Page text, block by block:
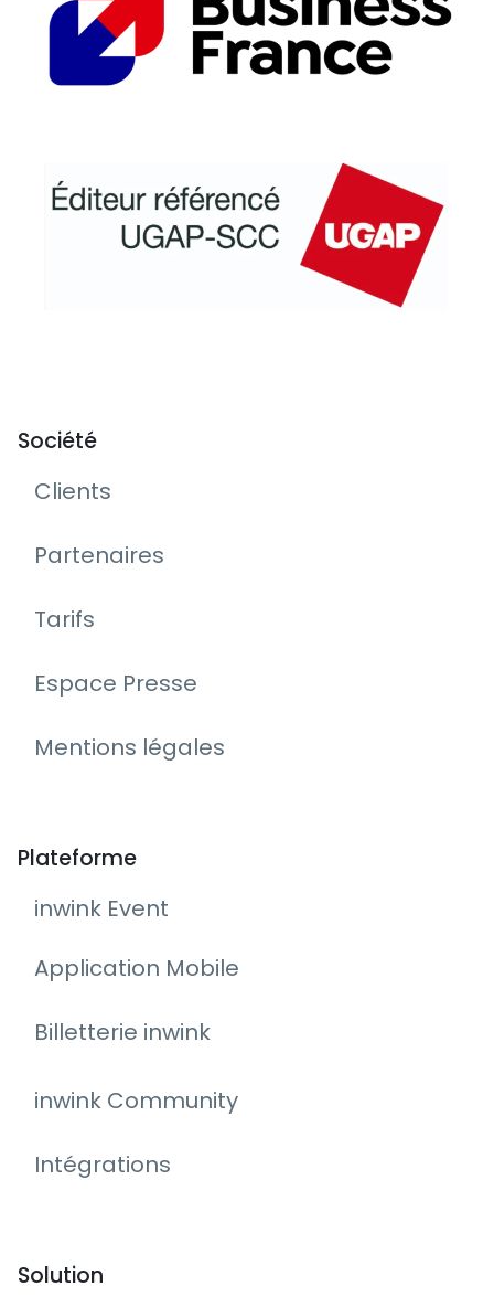
Société
Clients
Partenaires
Tarifs
Espace Presse
Mentions légales
Plateforme
inwink Event
Application Mobile
Billetterie inwink
inwink Community
Intégrations
Solution